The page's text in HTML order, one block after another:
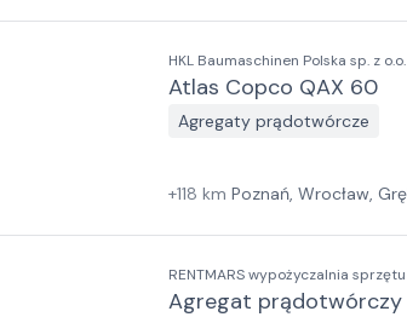
HKL Baumaschinen Polska sp. z o.o.
Atlas Copco QAX 60
Agregaty prądotwórcze
+118 km Poznań, Wrocław,
RENTMARS wypożyczalnia sprzętu
Agregat prądotwórczy